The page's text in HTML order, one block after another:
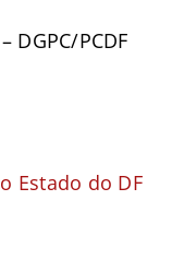
DGPC/PCDF
Estado do DF